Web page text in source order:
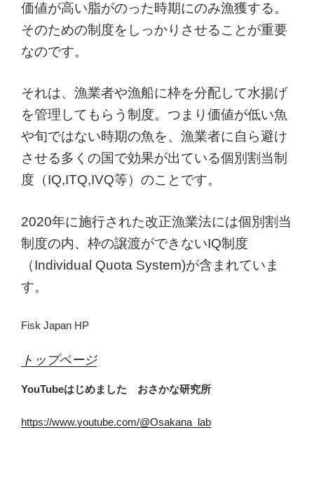
価値が高い脂がのった時期にのみ漁獲する。
そのための制度をしっかりさせることが重要
なのです。
それは、漁業者や漁船に枠を分配して水揚げ
を管理してもらう制度。つまり価値が低い魚
や旬ではない時期の魚を、漁業者に自ら避け
させる多くの国で効果が出ている個別割当制
度（IQ,ITQ,IVQ等）のことです。
2020年に施行された改正漁業法には個別割当
制度の内、枠の譲渡ができないIQ制度
（Individual Quota System)が含まれていま
す。
Fisk Japan HP
トップページ
YouTubeはじめました おさかな研究所
https://www.youtube.com/@Osakana_lab